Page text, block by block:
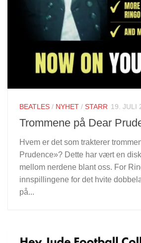
BEATLES / NYHET / STARR 19. JULI
Trommene på Dear
Hvem er det som trakterer
Prudence»? Dette har vært en
mellom nerdene blant oss. For
innspillingene for det hvite
på...